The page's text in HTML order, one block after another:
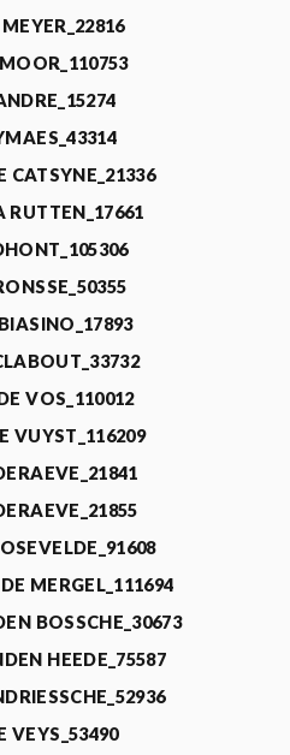
CATSYNE_21336
RUTTEN_17661
VOS_110012
VUYST_116209
MERGEL_111694
BOSSCHE_30673
HEEDE_75587
VEYS_53490